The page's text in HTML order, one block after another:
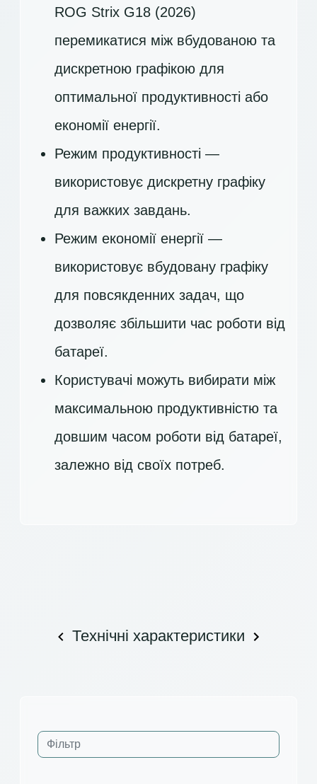
ROG Strix G18 (2026)
перемикатися між вбудованою та
дискретною графікою для
оптимальної продуктивності або
економії енергії.
Режим продуктивності —
використовує дискретну графіку
для важких завдань.
Режим економії енергії —
використовує вбудовану графіку
для повсякденних задач, що
дозволяє збільшити час роботи від
батареї.
Користувачі можуть вибирати між
максимальною продуктивністю та
довшим часом роботи від батареї,
залежно від своїх потреб.
Технічні характеристики